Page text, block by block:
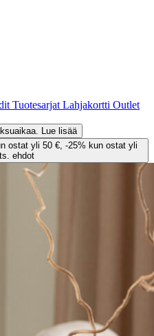
Tuotesarjat Lahjakortti Outlet
Lue lisää
ostat yli 50 €, -25% kun ostat yli
ehdot